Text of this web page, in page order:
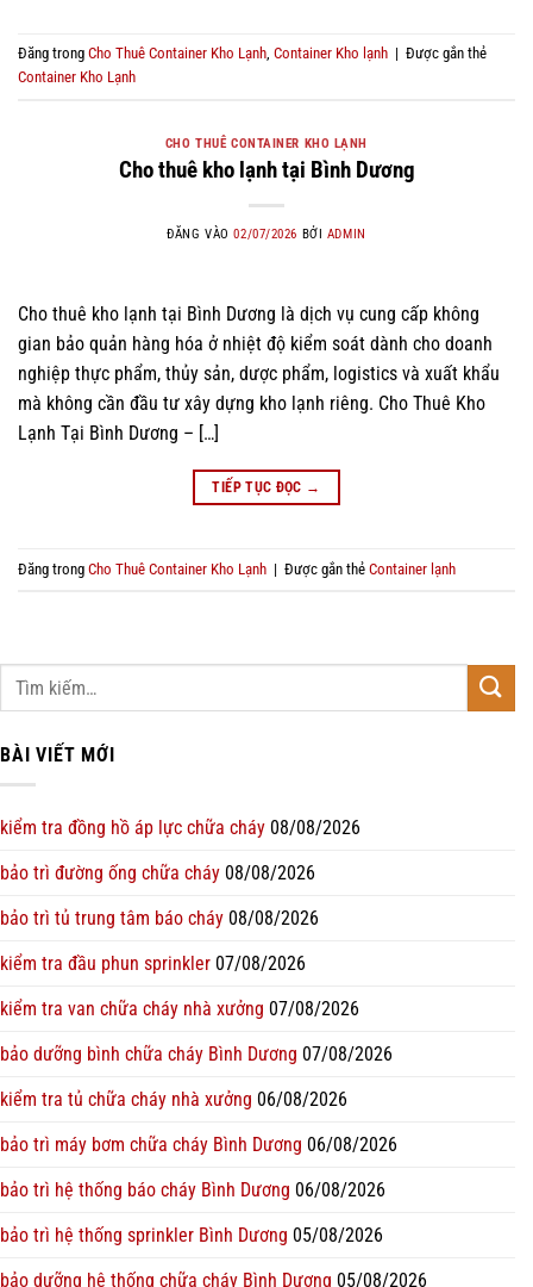
Đăng trong Cho Thuê Container Kho Lạnh Container Kho lạnh | Được gắn thẻ
Container Kho Lạnh
CHO THUÊ CONTAINER KHO LẠNH
Cho thuê kho lạnh tại Bình Dương
ĐĂNG VÀO02/07/2026 BỞI ADMIN
Cho thuê kho lạnh tại Bình Dương là dịch vụ cung cấp không
gian bảo quản hàng hóa ở nhiệt độ kiểm soát dành cho doanh
nghiệp thực phẩm, thủy sản, dược phẩm, logistics và xuất khẩu
mà không cần đầu tư xây dựng kho lạnh riêng. Cho Thuê Kho
Lạnh Tại Bình Dương – […]
TIẾP TỤC ĐỌC →
Đăng trong Cho Thuê Container Kho Lạnh | Được gắn thẻ Container lạnh
BÀI VIẾT MỚI
kiểm tra đồng hồ áp lực chữa cháy 08/08/2026
bảo trì đường ống chữa cháy 08/08/2026
bảo trì tủ trung tâm báo cháy 08/08/2026
kiểm tra đầu phun sprinkler 07/08/2026
kiểm tra van chữa cháy nhà xưởng 07/08/2026
bảo dưỡng bình chữa cháy Bình Dương 07/08/2026
kiểm tra tủ chữa cháy nhà xưởng 06/08/2026
bảo trì máy bơm chữa cháy Bình Dương 06/08/2026
bảo trì hệ thống báo cháy Bình Dương 06/08/2026
bảo trì hệ thống sprinkler Bình Dương 05/08/2026
bảo dưỡng hệ thống chữa cháy Bình Dương 05/08/2026